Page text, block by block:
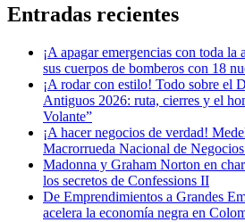
Entradas recientes
¡A apagar emergencias con toda
sus cuerpos de bomberos con 18
¡A rodar con estilo! Todo sobre el
Antiguos 2026: ruta, cierres y el
Volante”
¡A hacer negocios de verdad!
Macrorrueda Nacional de
Madonna y Graham Norton en
los secretos de Confessions II
De Emprendimientos a Grandes
acelera la economía negra en